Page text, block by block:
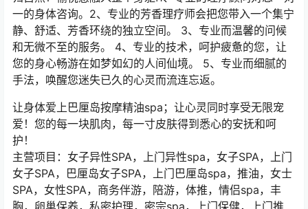
一的身体咨询。2、专业的芳香理疗师会把您带入一个集宁
静、舒适、芳香环绕的独立空间。 3、专业而温馨的问候
和无微不至的服务。 4、专业的技术，呵护疲惫的您，让
您的身心畅游在如梦如幻的人间仙境。 5、专业而细腻的
手法，唤醒您迷失已久的心灵而流连忘返。
让身体爱上巴厘岛按摩精油spa；让心灵同时享受无限宠
爱！您的每一块肌肉，每一寸皮肤得到悉心的安抚和呵
护！
主营项目：女子异性SPA，上门异性spa，女子SPA，上门
女子SPA，巴厘岛女子SPA，上门巴厘岛spa，推油，女士
SPA，女性SPA，商务伴游，陪游，体推，情侣spa，丰
胸，卵巢保养，私密护理，密宗spa，上门保健，上门推